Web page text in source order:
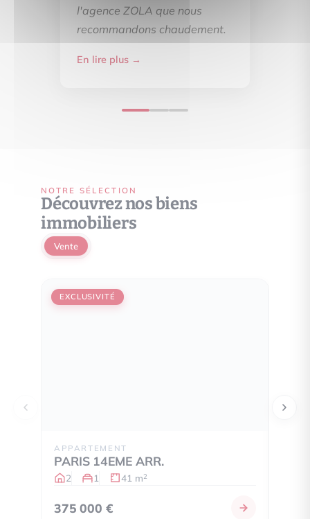
l'agence ZOLA que nous
recommandons chaudement.
En lire plus →
NOTRE SÉLECTION
Découvrez nos biens
immobiliers
Vente
EXCLUSIVITÉ
APPARTEMENT
PARIS 14EME ARR.
2 1 41 m2
375 000 €